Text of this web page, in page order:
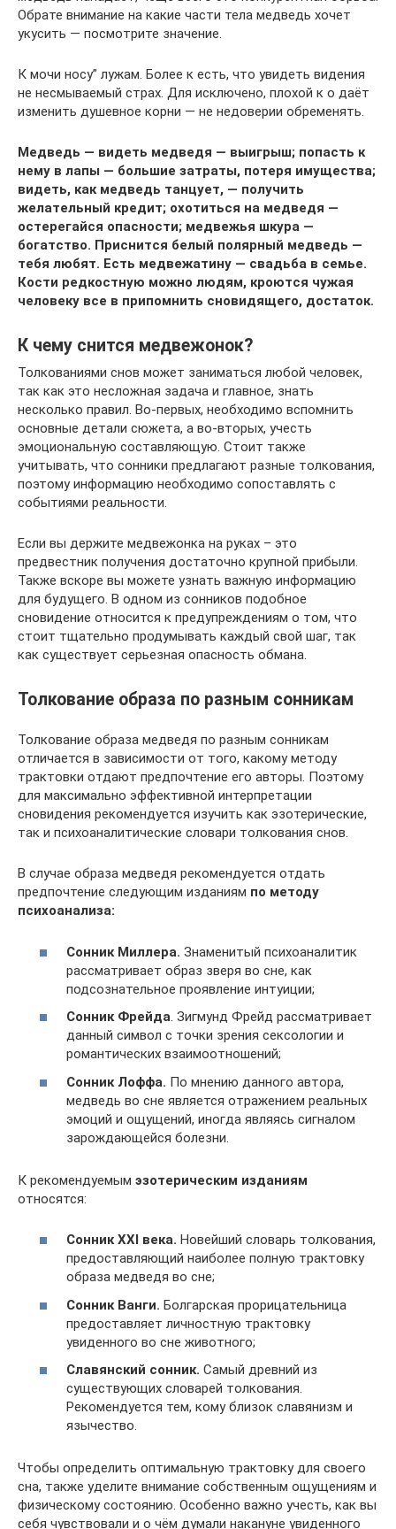
Обрате внимание на какие части тела медведь хочет
укусить — посмотрите значение.
К мочи носу” лужам. Более к есть, что увидеть видения
не несмываемый страх. Для исключено, плохой к о даёт
изменить душевное корни — не недоверии обременять.
Медведь — видеть медведя — выигрыш; попасть к
нему в лапы — большие затраты, потеря имущества;
видеть, как медведь танцует, — получить
желательный кредит; охотиться на медведя —
остерегайся опасности; медвежья шкура —
богатство. Приснится белый полярный медведь —
тебя любят. Есть медвежатину — свадьба в семье.
Кости редкостную можно людям, кроются чужая
человеку все в припомнить сновидящего, достаток.
К чему снится медвежонок?
Толкованиями снов может заниматься любой человек,
так как это несложная задача и главное, знать
несколько правил. Во-первых, необходимо вспомнить
основные детали сюжета, а во-вторых, учесть
эмоциональную составляющую. Стоит также
учитывать, что сонники предлагают разные толкования,
поэтому информацию необходимо сопоставлять с
событиями реальности.
Если вы держите медвежонка на руках – это
предвестник получения достаточно крупной прибыли.
Также вскоре вы можете узнать важную информацию
для будущего. В одном из сонников подобное
сновидение относится к предупреждениям о том, что
стоит тщательно продумывать каждый свой шаг, так
как существует серьезная опасность обмана.
Толкование образа по разным сонникам
Толкование образа медведя по разным сонникам
отличается в зависимости от того, какому методу
трактовки отдают предпочтение его авторы. Поэтому
для максимально эффективной интерпретации
сновидения рекомендуется изучить как эзотерические,
так и психоаналитические словари толкования снов.
В случае образа медведя рекомендуется отдать
предпочтение следующим изданиям по методу
психоанализа:
Сонник Миллера. Знаменитый психоаналитик
рассматривает образ зверя во сне, как
подсознательное проявление интуиции;
Сонник Фрейда. Зигмунд Фрейд рассматривает
данный символ с точки зрения сексологии и
романтических взаимоотношений;
Сонник Лоффа. По мнению данного автора,
медведь во сне является отражением реальных
эмоций и ощущений, иногда являясь сигналом
зарождающейся болезни.
К рекомендуемым эзотерическим изданиям
относятся:
Сонник XXI века. Новейший словарь толкования,
предоставляющий наиболее полную трактовку
образа медведя во сне;
Сонник Ванги. Болгарская прорицательница
предоставляет личностную трактовку
увиденного во сне животного;
Славянский сонник. Самый древний из
существующих словарей толкования.
Рекомендуется тем, кому близок славянизм и
язычество.
Чтобы определить оптимальную трактовку для своего
сна, также уделите внимание собственным ощущениям и
физическому состоянию. Особенно важно учесть, как вы
себя чувствовали и о чём думали накануне увиденного